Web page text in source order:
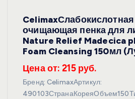
очищающая пенка для
Nature Relief Madecica
Foam Cleansing 150мл
Цена от: 215 руб.
Бренд: CelimaxАртикул: